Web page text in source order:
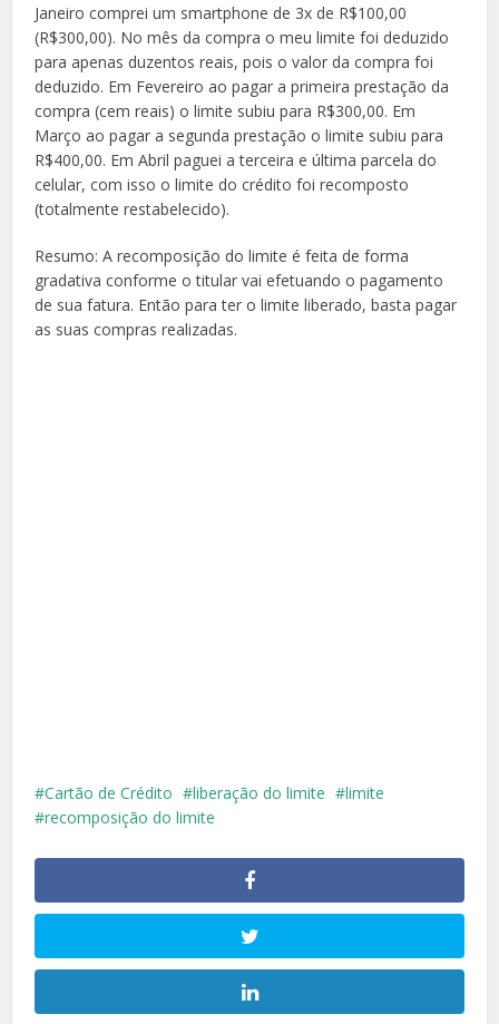
Janeiro comprei um smartphone de 3x de R$100,00
(R$300,00). No mês da compra o meu limite foi deduzido
para apenas duzentos reais, pois o valor da compra foi
deduzido. Em Fevereiro ao pagar a primeira prestação da
compra (cem reais) o limite subiu para R$300,00. Em
Março ao pagar a segunda prestação o limite subiu para
R$400,00. Em Abril paguei a terceira e última parcela do
celular, com isso o limite do crédito foi recomposto
(totalmente restabelecido).
Resumo: A recomposição do limite é feita de forma
gradativa conforme o titular vai efetuando o pagamento
de sua fatura. Então para ter o limite liberado, basta pagar
as suas compras realizadas.
Cartão de Crédito liberação do limite
limite
recomposição do limite